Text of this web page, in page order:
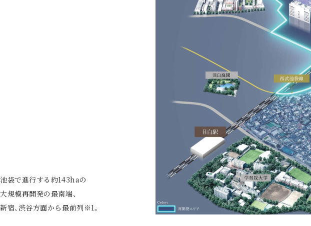
池袋で進行する約143haの
大規模再開発の最南端、
新宿、渋谷方面から最前列※1。